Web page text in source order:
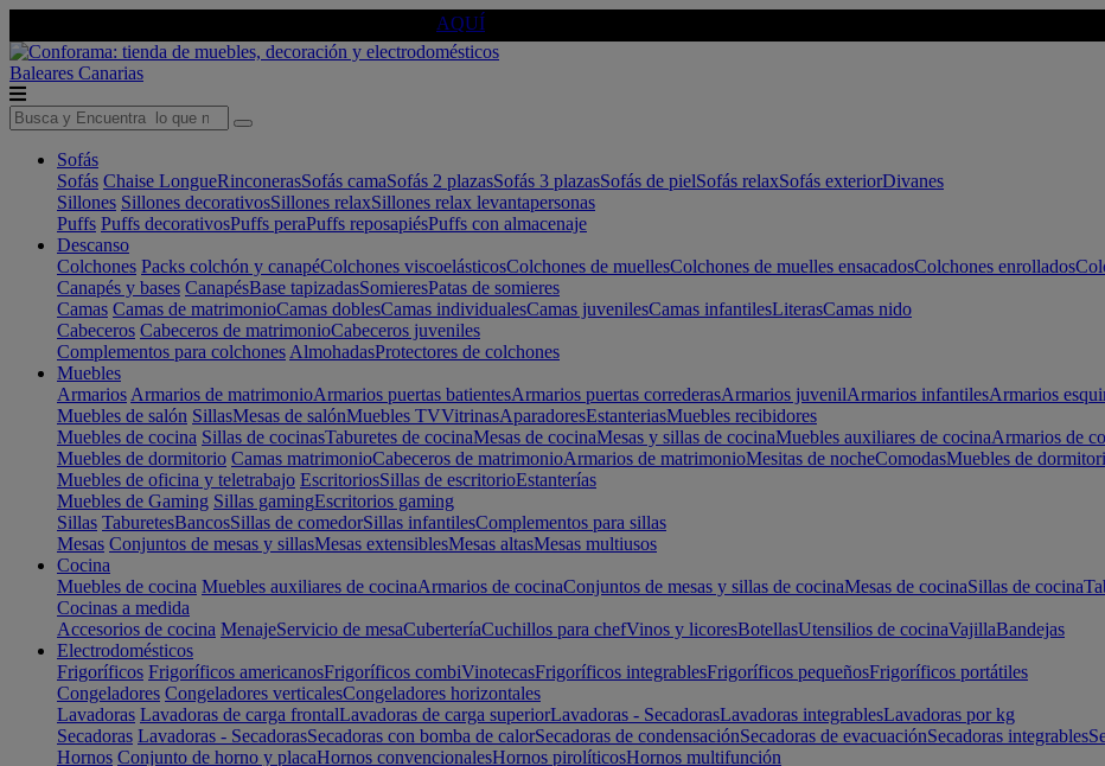
AQUÍ
Baleares Canarias
Sofás
Sofás Chaise LongueRinconerasSofás camaSofás 2 plazasSofás 3 plazasSofás de pielSofás relaxSofás exteriorDivanes
Sillones Sillones decorativosSillones relaxSillones relax levantapersonas
Puffs Puffs decorativosPuffs peraPuffs reposapiésPuffs con almacenaje
Descanso
Colchones Packs colchón y canapéColchones viscoelásticosColchones de muellesColchones de muelles ensacadosColchones enrollados
Canapés y bases CanapésBase tapizadasSomieresPatas de somieres
Camas Camas de matrimonioCamas doblesCamas individualesCamas juvenilesCamas infantilesLiterasCamas nido
Cabeceros Cabeceros de matrimonioCabeceros juveniles
Complementos para colchones AlmohadasProtectores de colchones
Muebles
Armarios Armarios de matrimonioArmarios puertas batientesArmarios puertas correderasArmarios juvenilArmarios infantilesArmarios
Muebles de salón SillasMesas de salónMuebles TVVitrinasAparadoresEstanteriasMuebles recibidores
Muebles de cocina Sillas de cocinasTaburetes de cocinaMesas de cocinaMesas y sillas de cocinaMuebles auxiliares de cocinaArmarios de
Muebles de dormitorio Camas matrimonioCabeceros de matrimonioArmarios de matrimonioMesitas de nocheComodasMuebles de
Muebles de oficina y teletrabajo EscritoriosSillas de escritorioEstanterías
Muebles de Gaming Sillas gamingEscritorios gaming
Sillas TaburetesBancosSillas de comedorSillas infantilesComplementos para sillas
Mesas Conjuntos de mesas y sillasMesas extensiblesMesas altasMesas multiusos
Cocina
Muebles de cocina Muebles auxiliares de cocinaArmarios de cocinaConjuntos de mesas y sillas de cocinaMesas de cocinaSillas de cocina
Cocinas a medida
Accesorios de cocina MenajeServicio de mesaCuberteríaCuchillos para chefVinos y licoresBotellasUtensilios de cocinaVajillaBandejas
Electrodomésticos
Frigoríficos Frigoríficos americanosFrigoríficos combiVinotecasFrigoríficos integrablesFrigoríficos pequeñosFrigoríficos portátiles
Congeladores Congeladores verticalesCongeladores horizontales
Lavadoras Lavadoras de carga frontalLavadoras de carga superiorLavadoras - SecadorasLavadoras integrablesLavadoras por kg
Secadoras Lavadoras - SecadorasSecadoras con bomba de calorSecadoras de condensaciónSecadoras de evacuaciónSecadoras integrables
Hornos Conjunto de horno y placaHornos convencionalesHornos pirolíticosHornos multifunción